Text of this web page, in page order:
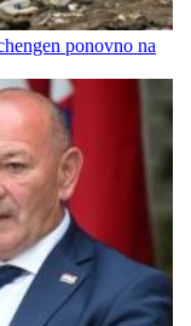
ponovno na